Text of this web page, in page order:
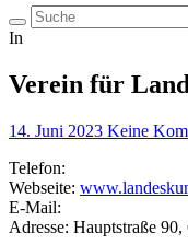
In
Verein für
14. Juni 2023 Keine
Telefon:
Webseite:
E-Mail:
Adresse: Hauptstraße